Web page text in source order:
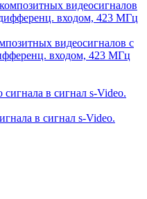
видеосигналов c
входом, 423 МГц
в сигнал s-Video.